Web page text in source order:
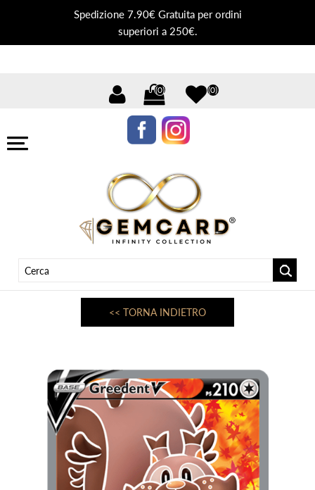
Spedizione 7.90€ Gratuita per ordini
superiori a 250€.
(0) (0)
<< TORNA INDIETRO